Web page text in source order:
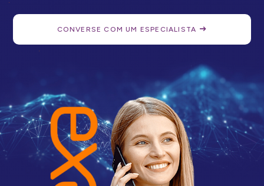
CONVERSE COM UM ESPECIALISTA